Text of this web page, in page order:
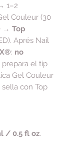
1–2
Couleur (30
→ Top
Aprés Nail
: no
prepara el tip
Gel Couleur
con Top
/ 0.5 fl oz.